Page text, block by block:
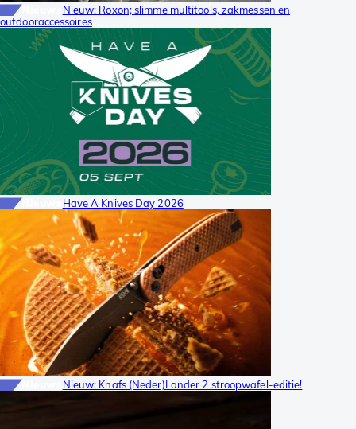
Nieuws Nieuw: Roxon; slimme multitools, zakmessen en
outdooraccessoires
Nieuws Have A Knives Day 2026
Nieuws Nieuw: Knafs (Neder)Lander 2 stroopwafel-editie!